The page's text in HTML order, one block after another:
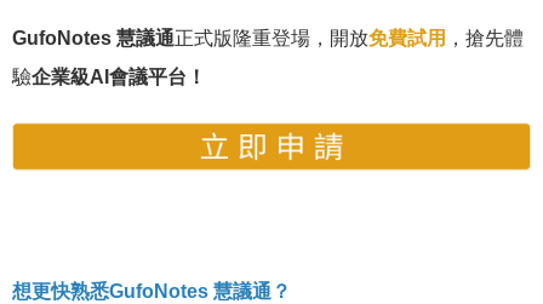
GufoNotes 慧議通正式版隆重登場，開放免費試用 ，搶先體
驗企業級AI會議平台！
想更快熟悉GufoNotes 慧議通？